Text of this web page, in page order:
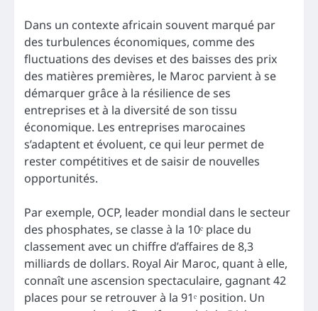
Dans un contexte africain souvent marqué par
des turbulences économiques, comme des
fluctuations des devises et des baisses des prix
des matières premières, le Maroc parvient à se
démarquer grâce à la résilience de ses
entreprises et à la diversité de son tissu
économique. Les entreprises marocaines
s’adaptent et évoluent, ce qui leur permet de
rester compétitives et de saisir de nouvelles
opportunités.
Par exemple, OCP, leader mondial dans le secteur
des phosphates, se classe à la 10ᵉ place du
classement avec un chiffre d’affaires de 8,3
milliards de dollars. Royal Air Maroc, quant à elle,
connaît une ascension spectaculaire, gagnant 42
places pour se retrouver à la 91ᵉ position. Un